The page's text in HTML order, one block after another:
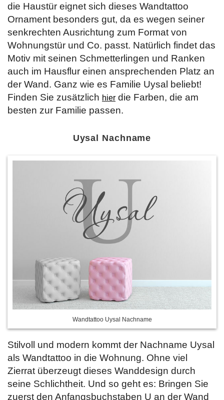
die Haustür eignet sich dieses Wandtattoo
Ornament besonders gut, da es wegen seiner
senkrechten Ausrichtung zum Format von
Wohnungstür und Co. passt. Natürlich findet das
Motiv mit seinen Schmetterlingen und Ranken
auch im Hausflur einen ansprechenden Platz an
der Wand. Ganz wie es Familie Uysal beliebt!
Finden Sie zusätzlich hier die Farben, die am
besten zur Familie passen.
Uysal Nachname
Wandtattoo Uysal Nachname
Stilvoll und modern kommt der Nachname Uysal
als Wandtattoo in die Wohnung. Ohne viel
Zierrat überzeugt dieses Wanddesign durch
seine Schlichtheit. Und so geht es: Bringen Sie
zuerst den Anfangsbuchstaben U an der Wand